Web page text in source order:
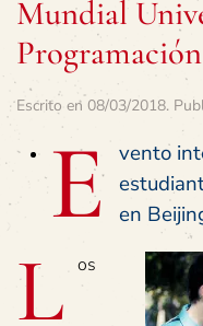
Mundial
Programación
Escrito en 08/03/2018.
E vento
en
L os